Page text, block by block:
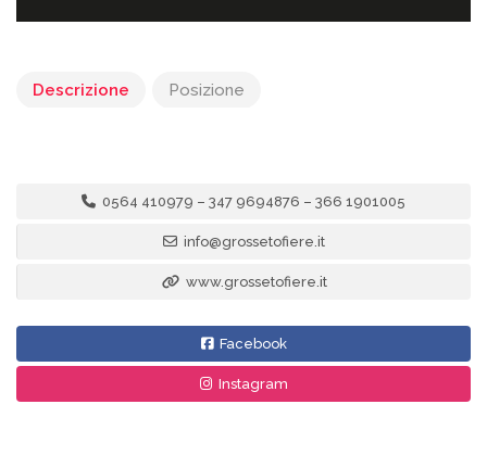
Descrizione Posizione
0564 410979 – 347 9694876 – 366 1901005
info@grossetofiere.it
www.grossetofiere.it
Facebook
Instagram